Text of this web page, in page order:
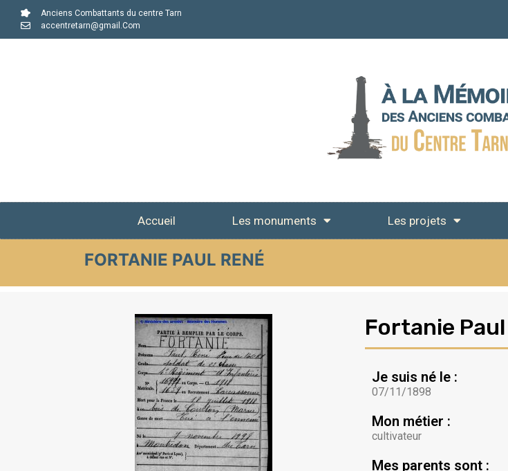
Anciens Combattants du centre Tarn
accentretarn@gmail.Com
Accueil Les monuments Les projets
FORTANIE PAUL RENÉ
Fortanie Paul
Je suis né le :
07/11/1898
Mon métier :
cultivateur
Mes parents sont :